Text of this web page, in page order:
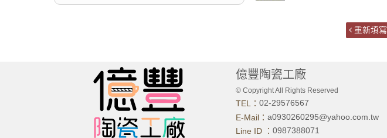
重新填寫
億豐陶瓷工廠
© Copyright All Rights Reserved
TEL： 02-29576567
E-Mail： a0930260295@yahoo.com.tw
Line ID ： 0987388071